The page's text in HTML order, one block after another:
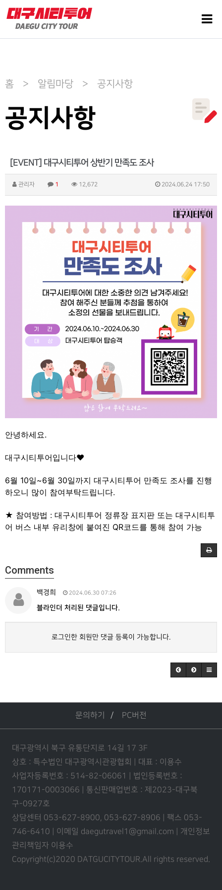
홈 > 알림마당 > 공지사항
공지사항
[EVENT] 대구시티투어 상반기 만족도 조사
관리자 1 12,672 2024.06.24 17:50
안녕하세요.
대구시티투어입니다♥
6월 10일~6월 30일까지 대구시티투어 만족도 조사를 진행
하오니 많이 참여부탁드립니다.
★ 참여방법 : 대구시티투어 정류장 표지판 또는 대구시티투
어 버스 내부 유리창에 붙여진 QR코드를 통해 참여 가능
Comments
백경희 2024.06.30 07:26
블라인더 처리된 댓글입니다.
로그인한 회원만 댓글 등록이 가능합니다.
문의하기 PC버전
대구광역시 북구 유통단지로 14길 17 3F
상호 : 특수법인 대구광역시관광협회 | 대표 : 이용수
사업자등록번호 : 514-82-06061 | 법인등록번호 :
170171-0003066 | 통신판매업번호 : 제2023-대구북
구-0927호
상담센터 053-627-8900, 053-627-8906 | 팩스 053-
746-6410 | 이메일 daegutravel1@gmail.com | 개인정보
관리책임자 이용수
Copyright(c)2020 DATGUCITYTOUR.All rights reserved.